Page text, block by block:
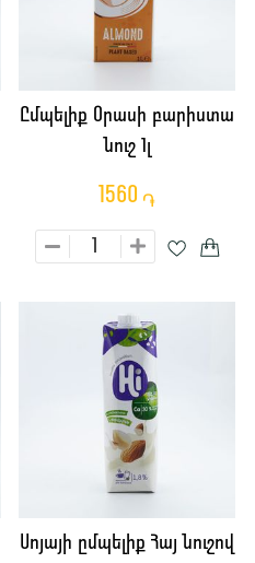
Ըմպելիք Օրասի բարիստա
նուշ 1լ
1560 ֏
Սոյայի ըմպելիք Հայ նուշով